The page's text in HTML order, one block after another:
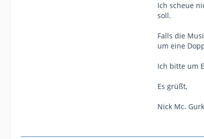
Ich scheue
soll.
Falls die
um eine
Ich bitte um
Es grüßt,
Nick Mc. Gurk